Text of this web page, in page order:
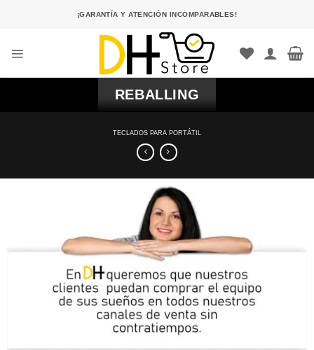
¡GARANTÍA Y ATENCIÓN INCOMPARABLES!
REBALLING
TECLADOS PARA PORTÁTIL